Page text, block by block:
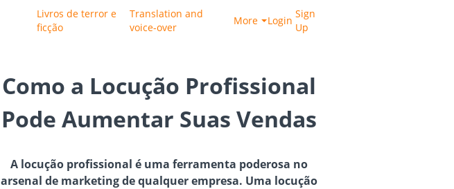
Livros de terror e
ficção
Translation and
voice-over
More Login
Sign
Up
Como a Locução Profissional
Pode Aumentar Suas Vendas
A locução profissional é uma ferramenta poderosa no
arsenal de marketing de qualquer empresa. Uma locução